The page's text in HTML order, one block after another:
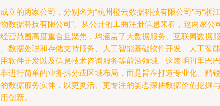
立的两家公司，分别名为“杭州橙云数据科技有限公司”与“浙江
数据科技有限公司”。从公开的工商注册信息来看，这两家公
营范围高度重合且聚焦，均涵盖了大数据服务、互联网数据服
数据处理和存储支持服务、人工智能基础软件开发、人工智能
软件开发以及信息技术咨询服务等前沿领域。这表明阿里巴巴
进行简单的业务拆分或区域布局，而是旨在打造专业化、精锐
数据服务实体，以更灵活、更专注的姿态深耕数据价值挖掘与
创新。